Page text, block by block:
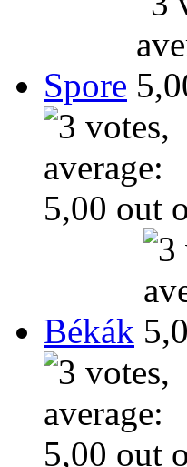
Spore
Békák